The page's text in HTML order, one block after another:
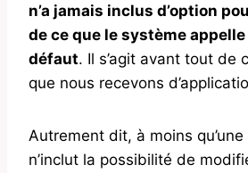
n’a jamais inclus d’option
de ce que le système
défaut. Il s’agit avant tout de
que nous recevons
Autrement dit, à moins
n’inclut la possibilité de